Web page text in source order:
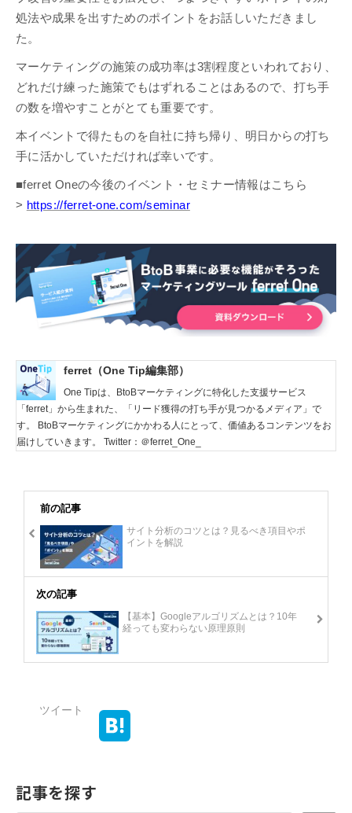
処法や成果を出すためのポイントをお話しいただきまし
た。
マーケティングの施策の成功率は3割程度といわれており、
どれだけ練った施策でもはずれることはあるので、打ち手
の数を増やすことがとても重要です。
本イベントで得たものを自社に持ち帰り、明日からの打ち
手に活かしていただければ幸いです。
■ferret Oneの今後のイベント・セミナー情報はこちら
> https://ferret-one.com/seminar
ferret（One Tip編集部）
One Tipは、BtoBマーケティングに特化した支援サービス
「ferret」から生まれた、「リード獲得の打ち手が見つかるメディア」で
す。 BtoBマーケティングにかかわる人にとって、価値あるコンテンツをお
届けしていきます。 Twitter：＠ferret_One_
前の記事
サイト分析のコツとは？見るべき項目やポ
イントを解説
次の記事
【基本】Googleアルゴリズムとは？10年
経っても変わらない原理原則
ツイート
記事を探す